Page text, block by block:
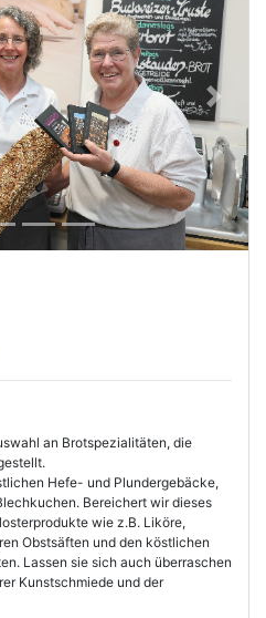
Next
an Brotspezialitäten, die
Hefe- und Plundergebäcke,
Bereichert wir dieses
wie z.B. Liköre,
Obstsäften und den köstlichen
Lassen sie sich auch überraschen
Kunstschmiede und der